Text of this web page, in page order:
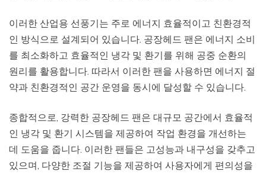
이러한 산업용 선풍기는 주로 에너지 효율적이고 친환경적
인 방식으로 설계되어 있습니다. 공장헤드 팬은 에너지 소비
를 최소화하고 효율적인 냉각 및 환기를 위해 공중 순환의
원리를 활용합니다. 따라서 이러한 팬을 사용하면 에너지 절
약과 친환경적인 공간 운영을 동시에 달성할 수 있습니다.
종합적으로, 강력한 공장헤드 팬은 대규모 공간에서 효율적
인 냉각 및 환기 시스템을 제공하여 작업 환경을 개선하는
데 도움을 줍니다. 이러한 팬들은 고성능과 내구성을 갖추고
있으며, 다양한 조절 기능을 제공하여 사용자에게 편의성을